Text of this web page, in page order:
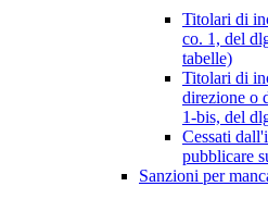
Titolari di
co. 1, del
tabelle)
Titolari di
direzione o
1-bis, del
Cessati
pubblicare
Sanzioni per